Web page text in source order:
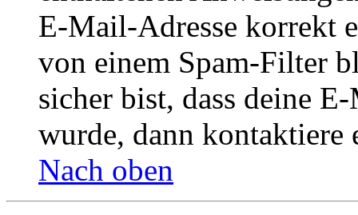
E-Mail-Adresse korrekt
von einem Spam-Filter
sicher bist, dass deine
wurde, dann kontaktiere
Nach oben